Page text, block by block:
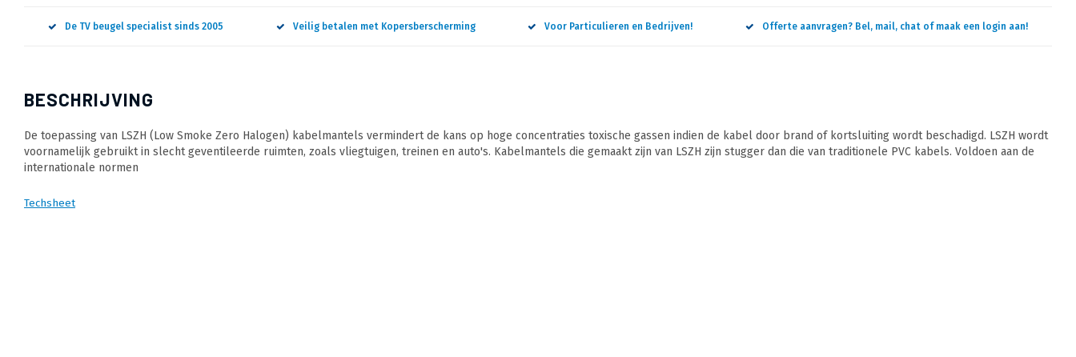
De TV beugel specialist sinds 2005 Veilig betalen met Kopersberscherming Voor Particulieren en Bedrijven! Offerte aanvragen? Bel, mail, chat of maak een login aan!
BESCHRIJVING
De toepassing van LSZH (Low Smoke Zero Halogen) kabelmantels vermindert de kans op hoge concentraties toxische gassen indien de kabel door brand of kortsluiting wordt beschadigd. LSZH wordt
voornamelijk gebruikt in slecht geventileerde ruimten, zoals vliegtuigen, treinen en auto's. Kabelmantels die gemaakt zijn van LSZH zijn stugger dan die van traditionele PVC kabels. Voldoen aan de
internationale normen
Techsheet